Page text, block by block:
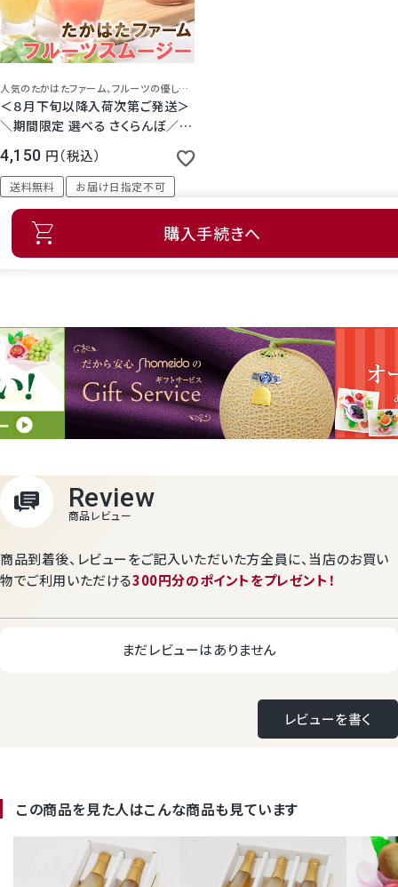
人気のたかはたファーム、フルーツの優しい甘さとなめらかさを生かしたフルーツスムージーです。
＜８月下旬以降入荷次第ご発送＞
＼期間限定 選べる さくらんぼ／た
ー 6本 セット
送料無料 お届け日指定不可
4,150 税込
購入手続きへ
商品到着後、レビューをご記入いただいた方全員に、 当店のお買い
物でご利用いただける300円分のポイントをプレゼント！
まだレビューはありません
レビューを書く
この商品を見た人はこんな商品も見ています